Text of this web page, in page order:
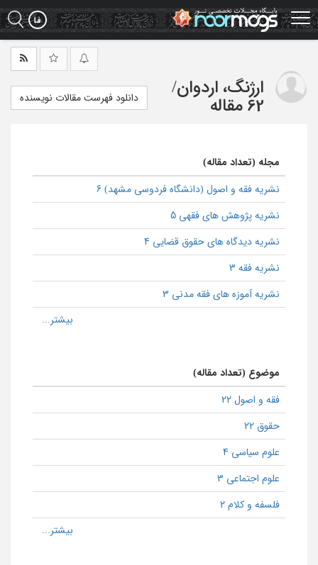
Skip
to
main
ارژنگ، اردوان/
62 مقاله
دانلود فهرست مقالات نویسنده
مجله (تعداد مقاله)
نشریه فقه و اصول (دانشگاه فردوسی مشهد) 6
نشریه پژوهش های فقهی 5
نشریه دیدگاه های حقوق قضایی 4
نشریه فقه 3
نشریه آموزه های فقه مدنی 3
موضوع (تعداد مقاله)
فقه و اصول 22
حقوق 22
علوم سیاسی 4
علوم اجتماعی 3
فلسفه و کلام 2